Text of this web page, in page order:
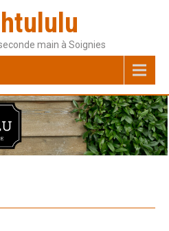
main à Soignies